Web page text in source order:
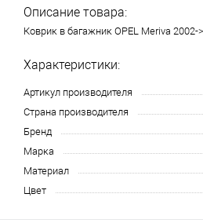
Описание товара:
Коврик в багажник OPEL Meriva 2002-
Характеристики:
Артикул производителя
Страна производителя
Бренд
Марка
Материал
Цвет